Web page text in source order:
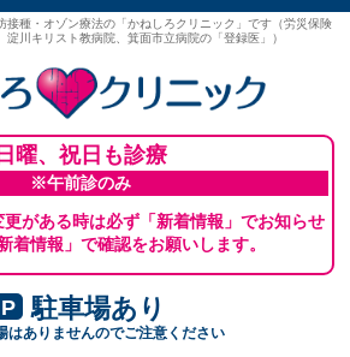
接種・オゾン療法の「かねしろクリニック」です（労災保険
川キリスト教病院、箕面市立病院の「登録医」）
日曜、祝日も診療
※午前診のみ
がある時は必ず「新着情報」でお知らせ
着情報」で確認をお願いします。
P 駐車場あり
はありませんのでご注意ください